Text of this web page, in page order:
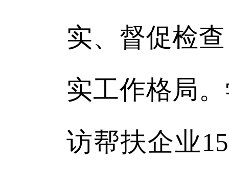
实、督促检
实工作格局
访帮扶企业